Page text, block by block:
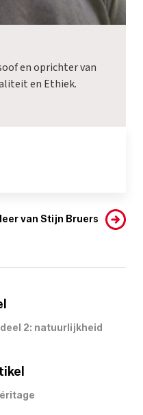
en oprichter van
en Ethiek.
van Stijn Bruers
2: natuurlijkheid